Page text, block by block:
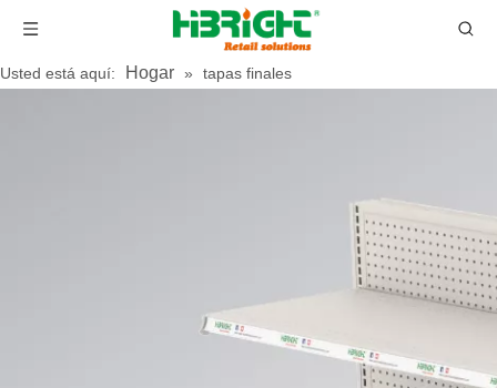
Usted está aquí: Hogar » tapas finales